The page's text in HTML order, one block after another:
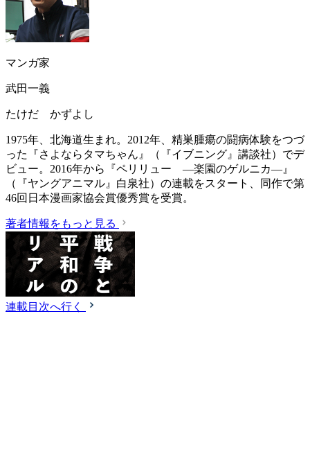
マンガ家
武田一義
たけだ かずよし
1975年、北海道生まれ。2012年、精巣腫瘍の闘病体験をつづ
った『さよならタマちゃん』（『イブニング』講談社）でデ
ビュー。2016年から『ペリリュー ―楽園のゲルニカ―』
（『ヤングアニマル』白泉社）の連載をスタート、同作で第
46回日本漫画家協会賞優秀賞を受賞。
著者情報をもっと見る
連載目次へ行く